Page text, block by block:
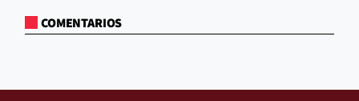
COMENTARIOS